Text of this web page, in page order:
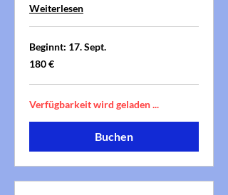
Weiterlesen
Beginnt: 17. Sept.
180
Euro
180 €
Verfügbarkeit wird geladen ...
Buchen